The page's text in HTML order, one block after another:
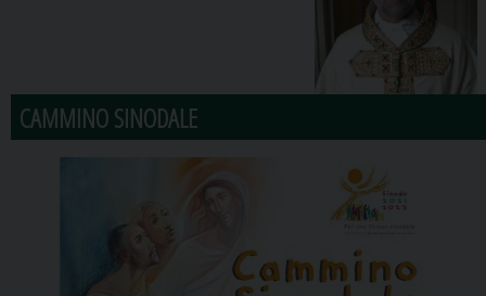
CAMMINO SINODALE